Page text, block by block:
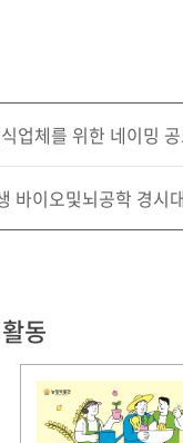
업체를 위한 네이밍
바이오및뇌공학 경시
동